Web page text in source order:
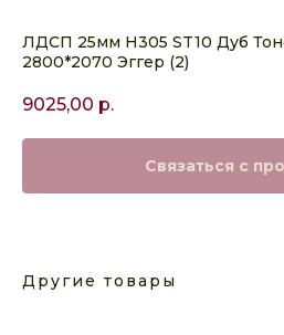
ЛДСП 25мм H305 ST10 Дуб
2800*2070 Эггер (2)
9025,00 р.
Связаться с
Другие товары